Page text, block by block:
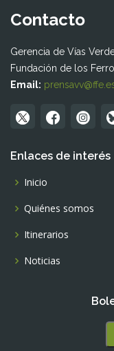
Contacto
Gerencia de Vías
Fundación de los
Email:
Enlaces de interés
Inicio
Quiénes somos
Itinerarios
Noticias